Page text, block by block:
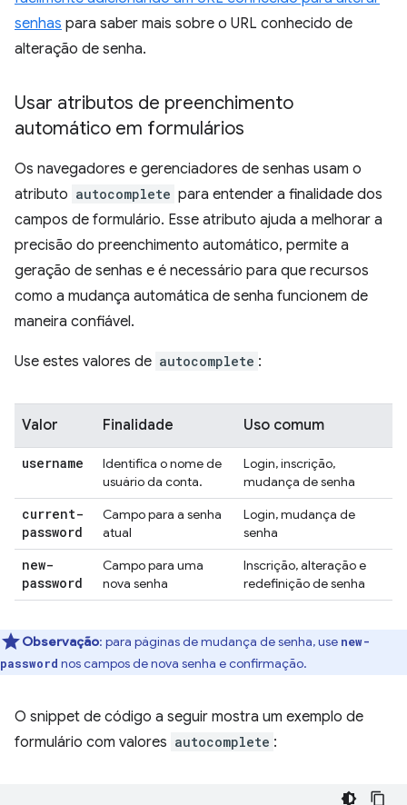
senhas para saber mais sobre o URL conhecido de
alteração de senha.
Usar atributos de preenchimento
automático em formulários
Os navegadores e gerenciadores de senhas usam o
atributo autocomplete para entender a finalidade dos
campos de formulário. Esse atributo ajuda a melhorar a
precisão do preenchimento automático, permite a
geração de senhas e é necessário para que recursos
como a mudança automática de senha funcionem de
maneira confiável.
Use estes valores de autocomplete :
Valor Finalidade Uso comum
username
Identifica o nome de
usuário da conta.
Login, inscrição,
mudança de senha
current-
password
Campo para a senha
atual
Login, mudança de
senha
new-
password
Campo para uma
nova senha
Inscrição, alteração e
redefinição de senha
Observação: para páginas de mudança de senha, use new-
password nos campos de nova senha e confirmação.
O snippet de código a seguir mostra um exemplo de
formulário com valores autocomplete :